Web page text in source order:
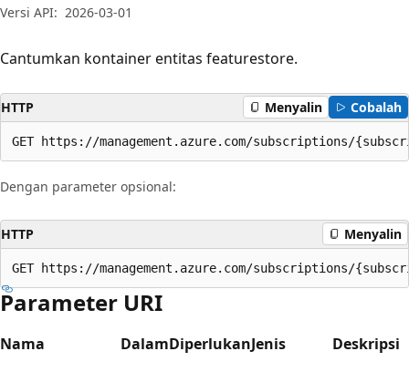
Versi API: 2026-03-01
Cantumkan kontainer entitas featurestore.
HTTP Menyalin Cobalah
GET https://management.azure.com/subscriptions/
Dengan parameter opsional:
HTTP Menyalin
GET https://management.azure.com/subscriptions/
Parameter URI
Nama DalamDiperlukanJenis Deskripsi